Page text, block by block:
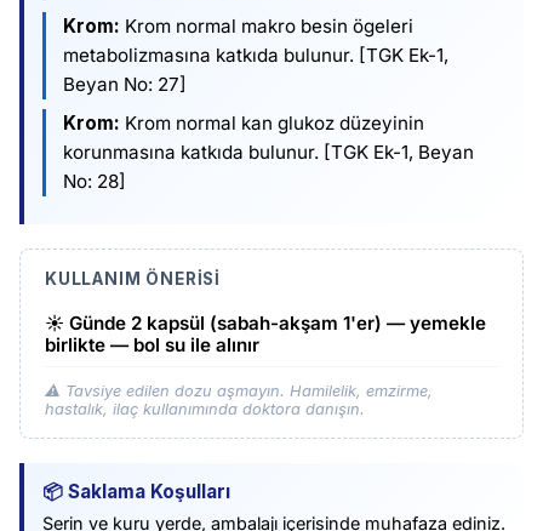
Krom: Krom normal makro besin ögeleri
metabolizmasına katkıda bulunur. [TGK Ek-1,
Beyan No: 27]
Krom: Krom normal kan glukoz düzeyinin
korunmasına katkıda bulunur. [TGK Ek-1, Beyan
No: 28]
KULLANIM ÖNERISI
☀️ Günde 2 kapsül (sabah-akşam 1'er) — yemekle
birlikte — bol su ile alınır
⚠️ Tavsiye edilen dozu aşmayın. Hamilelik, emzirme,
hastalık, ilaç kullanımında doktora danışın.
📦 Saklama Koşulları
Serin ve kuru yerde, ambalajı içerisinde muhafaza ediniz.